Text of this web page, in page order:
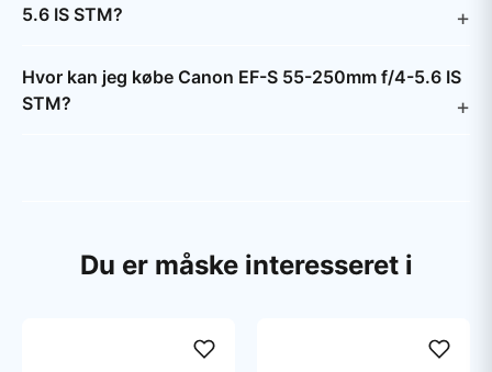
5.6 IS STM?
Hvor kan jeg købe Canon EF-S 55-250mm f/4-5.6 IS
STM?
Du er måske interesseret i